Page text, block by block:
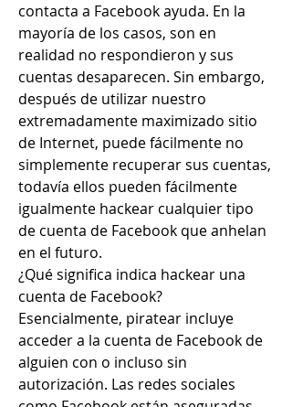
contacta a Facebook ayuda. En la
mayoría de los casos, son en
realidad no respondieron y sus
cuentas desaparecen. Sin embargo,
después de utilizar nuestro
extremadamente maximizado sitio
de Internet, puede fácilmente no
simplemente recuperar sus cuentas,
todavía ellos pueden fácilmente
igualmente hackear cualquier tipo
de cuenta de Facebook que anhelan
en el futuro.
¿Qué significa indica hackear una
cuenta de Facebook?
Esencialmente, piratear incluye
acceder a la cuenta de Facebook de
alguien con o incluso sin
autorización. Las redes sociales